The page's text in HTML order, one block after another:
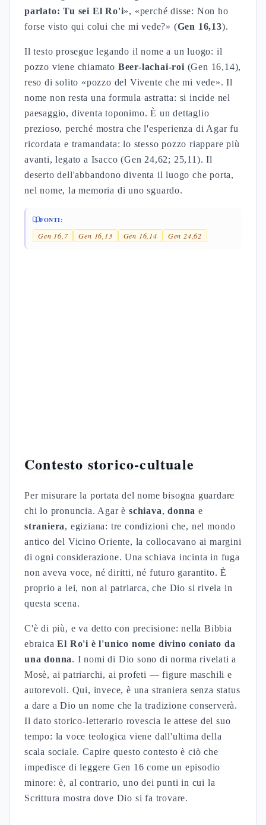
parlato: Tu sei El Ro'i», «perché disse: Non ho
forse visto qui colui che mi vede?» (Gen 16,13).
Il testo prosegue legando il nome a un luogo: il
pozzo viene chiamato Beer-lachai-roi (Gen 16,14),
reso di solito «pozzo del Vivente che mi vede». Il
nome non resta una formula astratta: si incide nel
paesaggio, diventa toponimo. È un dettaglio
prezioso, perché mostra che l'esperienza di Agar fu
ricordata e tramandata: lo stesso pozzo riappare più
avanti, legato a Isacco (Gen 24,62; 25,11). Il
deserto dell'abbandono diventa il luogo che porta,
nel nome, la memoria di uno sguardo.
FONTI:
Gen 16,7 Gen 16,13 Gen 16,14 Gen 24,62
Contesto storico-cultuale
Per misurare la portata del nome bisogna guardare
chi lo pronuncia. Agar èschiava,donna e
straniera, egiziana: tre condizioni che, nel mondo
antico del Vicino Oriente, la collocavano ai margini
di ogni considerazione. Una schiava incinta in fuga
non aveva voce, né diritti, né futuro garantito. È
proprio a lei, non al patriarca, che Dio si rivela in
questa scena.
C'è di più, e va detto con precisione: nella Bibbia
ebraicaEl Ro'i è l'unico nome divino coniato da
una donna. I nomi di Dio sono di norma rivelati a
Mosè, ai patriarchi, ai profeti — figure maschili e
autorevoli. Qui, invece, è una straniera senza status
a dare a Dio un nome che la tradizione conserverà.
Il dato storico-letterario rovescia le attese del suo
tempo: la voce teologica viene dall'ultima della
scala sociale. Capire questo contesto è ciò che
impedisce di leggere Gen 16 come un episodio
minore: è, al contrario, uno dei punti in cui la
Scrittura mostra dove Dio si fa trovare.